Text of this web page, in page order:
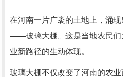
在河南一片广袤的土地上，涌
——玻璃大棚。这是当地农民们
业新路径的生动体现。
玻璃大棚不仅改变了河南的农